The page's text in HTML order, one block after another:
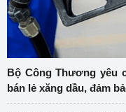
Bộ Công Thương yêu
bán lẻ xăng dầu, đảm